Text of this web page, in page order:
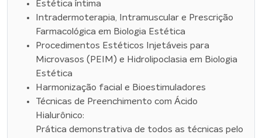
Estética íntima
Intradermoterapia, Intramuscular e Prescrição
Farmacológica em Biologia Estética
Procedimentos Estéticos Injetáveis para
Microvasos (PEIM) e Hidrolipoclasia em Biologia
Estética
Harmonização facial e Bioestimuladores
Técnicas de Preenchimento com Ácido
Hialurônico:
Prática demonstrativa de todos as técnicas pelo